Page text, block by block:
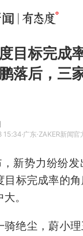
目标完成
落后，三
15:34·广东·ZAKER新闻官方网
新势力纷纷发
目标完成率的
。
骑绝尘，蔚小